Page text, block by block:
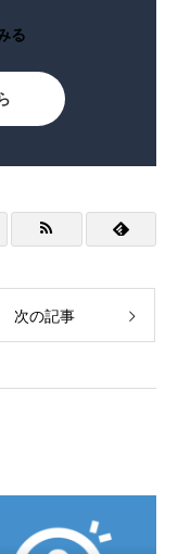
る
次の記事